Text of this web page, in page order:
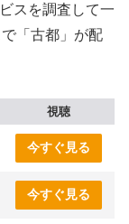
スを調査して一
「古都」が配
視聴
今すぐ見る
今すぐ見る